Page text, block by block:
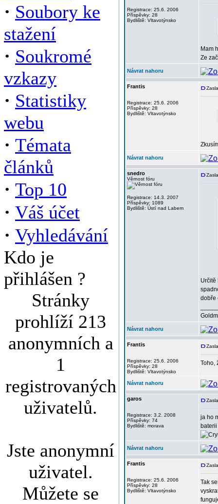
· Soubory ke
stažení
· Soukromé
vzkazy
· Statistiky
webu
· Témata
článků
· Top 10
· Váš účet
· Vyhledávání
Kdo je
přihlášen ?
Stránky
prohlíží 213
anonymních a
1
registrovaných
uživatelů.
Jste anonymní
uživatel.
Můžete se
Registrace: 25.6. 2006
Příspěvky: 28
Bydliště: Vltavotýnsko
Mam
Ze
Návrat nahoru
Frantis
Registrace: 25.6. 2006
Příspěvky: 28
Bydliště: Vltavotýnsko
Návrat nahoru
snedro
Věrnost fóru
Registrace: 14.3. 2007
Příspěvky: 1089
Bydliště: Ústí nad Labem
dobře
Návrat nahoru
Frantis
Registrace: 25.6. 2006
Příspěvky: 28
Bydliště: Vltavotýnsko
Toho,
Návrat nahoru
garos
Registrace: 3.2. 2008
Příspěvky: 74
Bydliště: morava
ja ho
Návrat nahoru
Frantis
Registrace: 25.6. 2006
Příspěvky: 28
Bydliště: Vltavotýnsko
Tak